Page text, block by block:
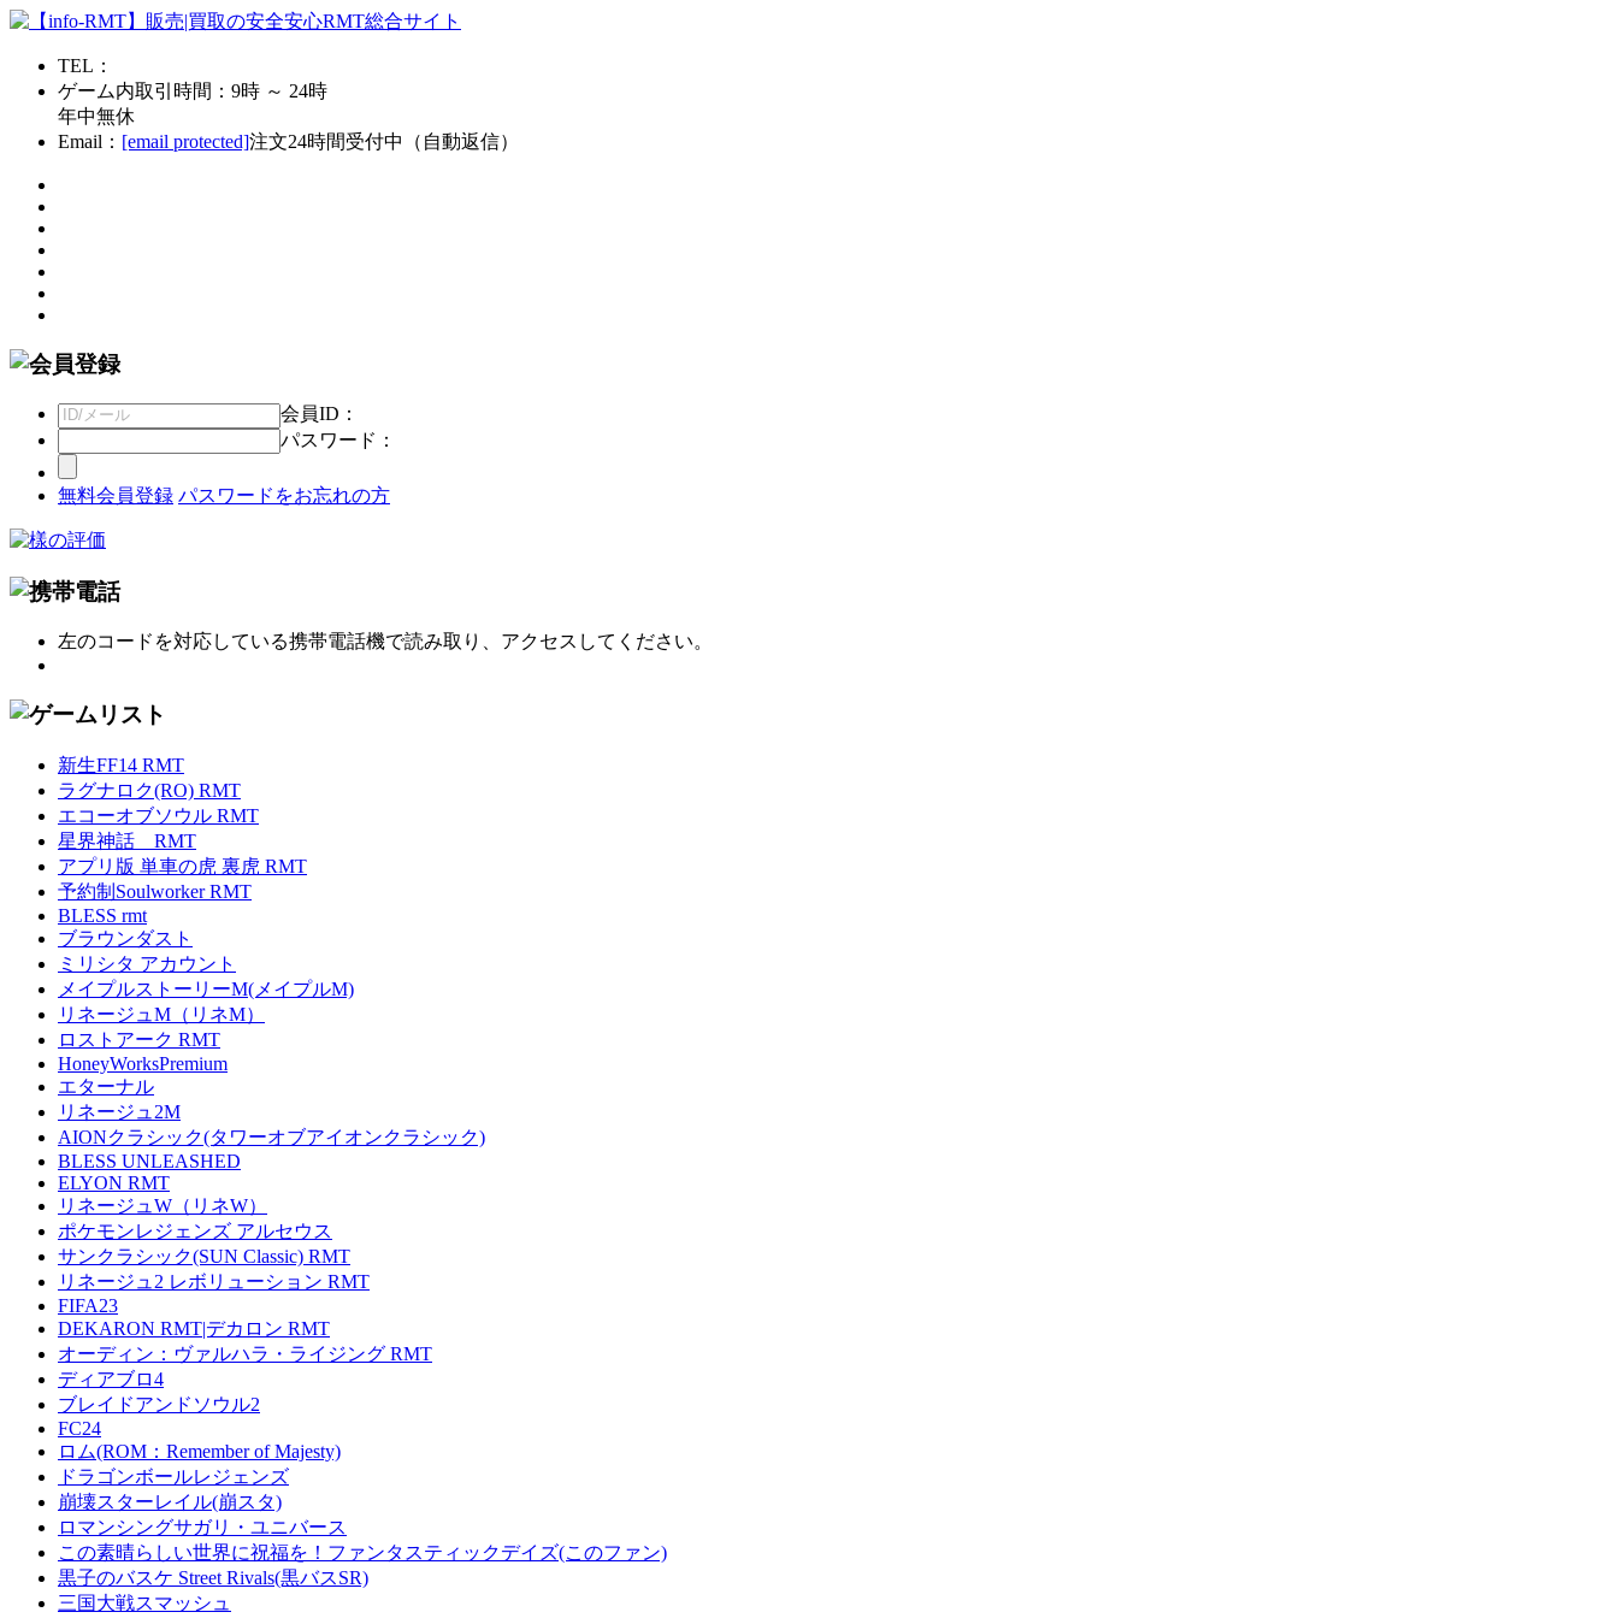
TEL：
ゲーム内取引時間：9時 ～ 24時
年中無休
Email： [email protected]注文24時間受付中（自動返信）
会員ID：
パスワード：
無料会員登録 パスワードをお忘れの方
左のコードを対応している携帯電話機で読み取り、アクセスしてください。
新生FF14 RMT
ラグナロク(RO) RMT
エコーオブソウル RMT
星界神話 RMT
アプリ版 単車の虎 裏虎 RMT
予約制Soulworker RMT
BLESS rmt
ブラウンダスト
ミリシタ アカウント
メイプルストーリーM(メイプルM)
リネージュM（リネM）
ロストアーク RMT
HoneyWorksPremium
エターナル
リネージュ2M
AIONクラシック(タワーオブアイオンクラシック)
BLESS UNLEASHED
ELYON RMT
リネージュW（リネW）
ポケモンレジェンズ アルセウス
サンクラシック(SUN Classic) RMT
リネージュ2 レボリューション RMT
FIFA23
DEKARON RMT|デカロン RMT
オーディン：ヴァルハラ・ライジング RMT
ディアブロ4
ブレイドアンドソウル2
FC24
ロム(ROM：Remember of Majesty)
ドラゴンボールレジェンズ
崩壊スターレイル(崩スタ)
ロマンシングサガリ・ユニバース
この素晴らしい世界に祝福を！ファンタスティックデイズ(このファン)
黒子のバスケ Street Rivals(黒バスSR)
三国大戦スマッシュ